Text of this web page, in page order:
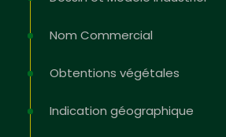
Nom Commercial
Obtentions végétales
Indication géographique